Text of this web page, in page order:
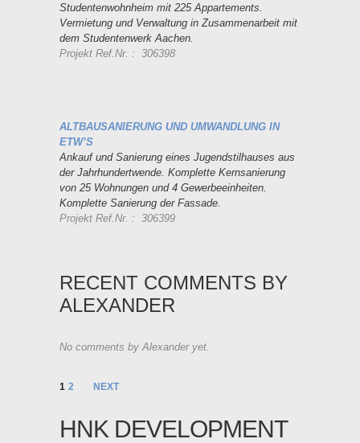
Studentenwohnheim mit 225 Appartements.
Vermietung und Verwaltung in Zusammenarbeit mit
dem Studentenwerk Aachen.
Projekt Ref.Nr. : 306398
ALTBAUSANIERUNG UND UMWANDLUNG IN
ETW’S
Ankauf und Sanierung eines Jugendstilhauses aus
der Jahrhundertwende. Komplette Kernsanierung
von 25 Wohnungen und 4 Gewerbeeinheiten.
Komplette Sanierung der Fassade.
Projekt Ref.Nr. : 306399
RECENT COMMENTS BY
ALEXANDER
No comments by Alexander yet.
1 2 NEXT
HNK DEVELOPMENT